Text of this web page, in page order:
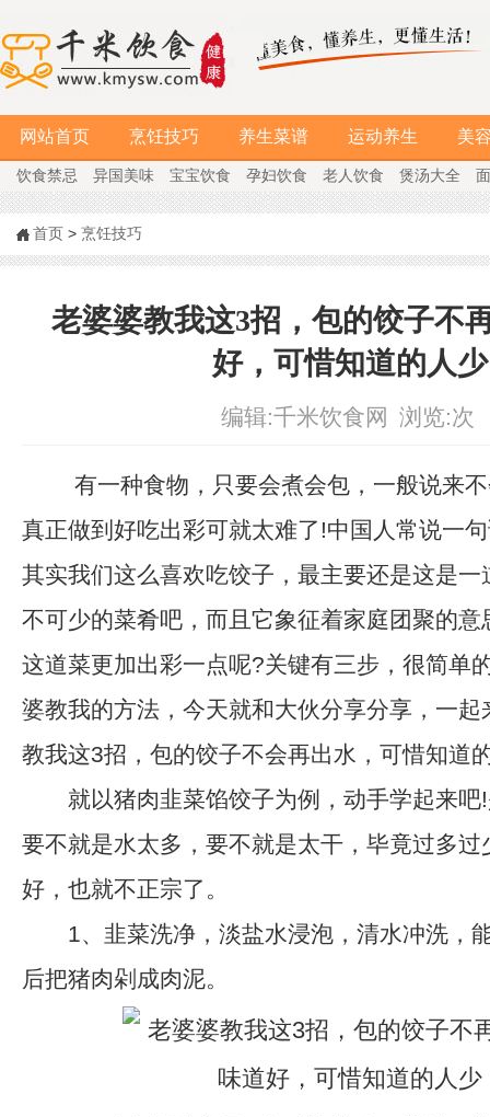
网站首页 烹饪技巧 养生菜谱 运动养生 美
饮食禁忌 异国美味 宝宝饮食 孕妇饮食 老人饮食 煲汤大全
首页 > 烹饪技巧
老婆婆教我这3招，包的饺子不
好，可惜知道的人少
编辑:千米饮食网 浏览:次
有一种食物，只要会煮会包，一般说来不
真正做到好吃出彩可就太难了!中国人常说一
其实我们这么喜欢吃饺子，最主要还是这是一
不可少的菜肴吧，而且它象征着家庭团聚的意
这道菜更加出彩一点呢?关键有三步，很简单
婆教我的方法，今天就和大伙分享分享，一起
教我这3招，包的饺子不会再出水，可惜知道
就以猪肉韭菜馅饺子为例，动手学起来吧!
要不就是水太多，要不就是太干，毕竟过多过
好，也就不正宗了。
1、韭菜洗净，淡盐水浸泡，清水冲洗，
后把猪肉剁成肉泥。